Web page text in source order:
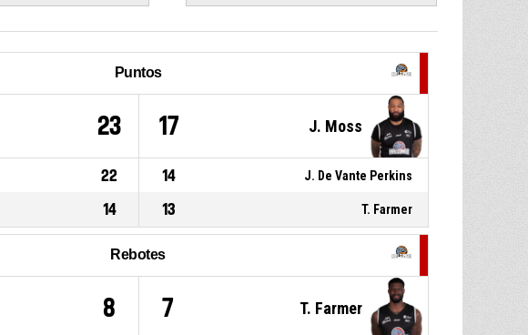
8, A. Duarte Bojorquez, 2pt
P400:29
P400:29
101-79
33, A. Martinez Barraza
8, A. Duarte Bojorquez,
Sustitución (ingresa)
3, J. De Vante Perkins
Sustitución (sale)
Puntos
23 17 J. Moss
22 14 J. De Vante Perkins
14 13 T. Farmer
Rebotes
8 7 T. Farmer